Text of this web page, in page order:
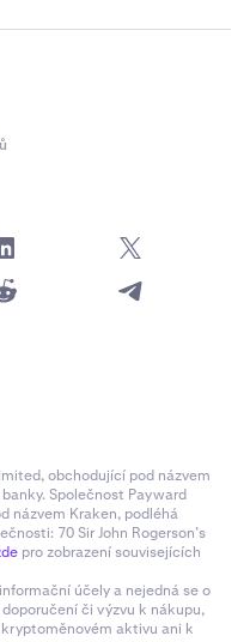
obchodující pod názvem
Společnost Payward
názvem Kraken, podléhá
70 Sir John Rogerson’s
pro zobrazení souvisejících
účely a nejedná se o
či výzvu k nákupu,
aktivu ani k